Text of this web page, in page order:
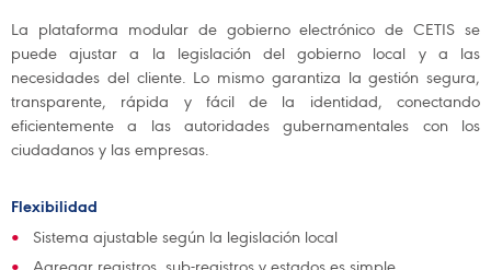
La plataforma modular de gobierno electrónico de CETIS se
puede ajustar a la legislación del gobierno local y a las
necesidades del cliente. Lo mismo garantiza la gestión segura,
transparente, rápida y fácil de la identidad, conectando
eficientemente a las autoridades gubernamentales con los
ciudadanos y las empresas.
Flexibilidad
Sistema ajustable según la legislación local